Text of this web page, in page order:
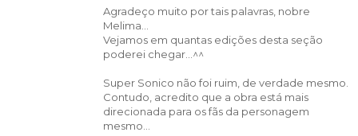
Agradeço muito por tais palavras, nobre
Melima...
Vejamos em quantas edições desta seção
poderei chegar...^^
Super Sonico não foi ruim, de verdade mesmo.
Contudo, acredito que a obra está mais
direcionada para os fãs da personagem
mesmo...